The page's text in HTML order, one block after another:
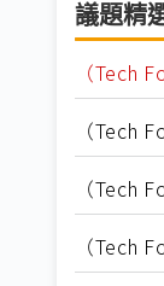
議題精
（Tech
（Tech
（Tech
（Tech